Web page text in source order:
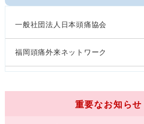
一般社団法人日本頭痛協会
福岡頭痛外来ネットワーク
重要なお知らせ